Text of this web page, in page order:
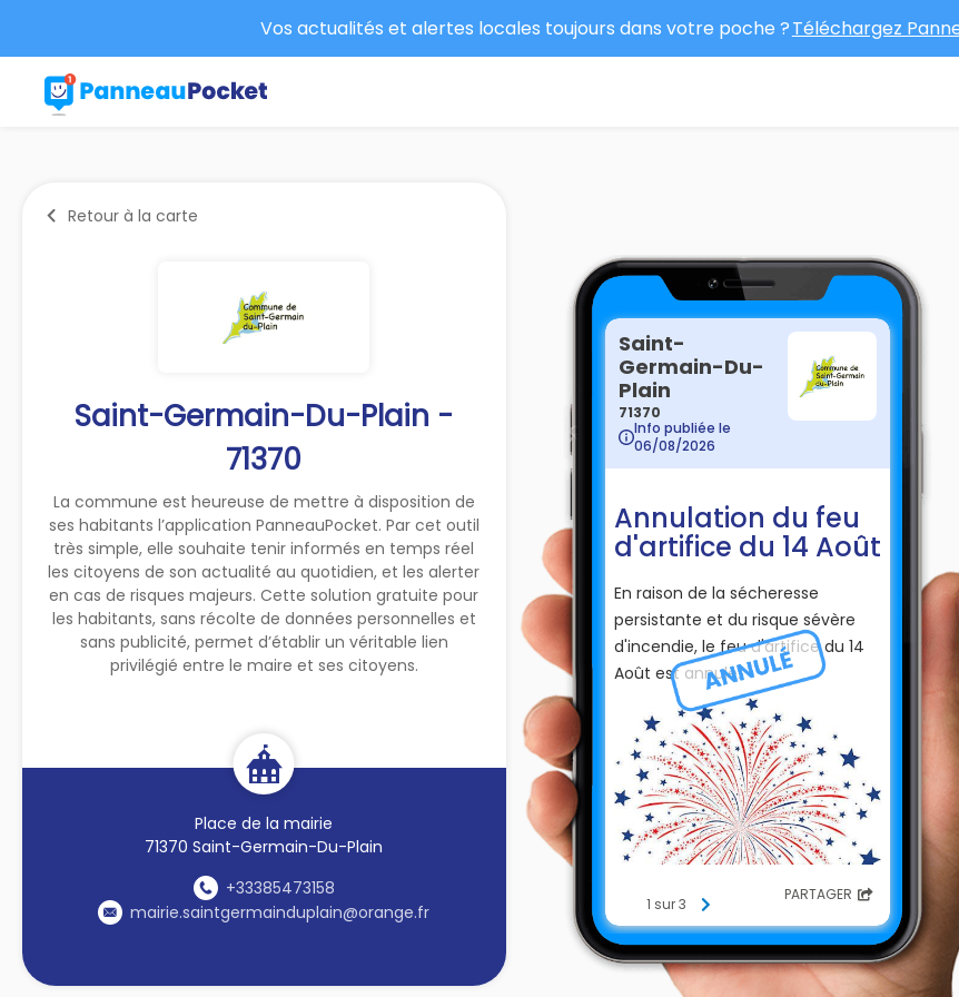
Vos actualités et alertes locales toujours dans votre poche ?Téléchargez
Retour à la carte
Saint-Germain-Du-Plain -
71370
La commune est heureuse de mettre à disposition de
ses habitants l’application PanneauPocket. Par cet outil
très simple, elle souhaite tenir informés en temps réel
les citoyens de son actualité au quotidien, et les alerter
en cas de risques majeurs. Cette solution gratuite pour
les habitants, sans récolte de données personnelles et
sans publicité, permet d’établir un véritable lien
privilégié entre le maire et ses citoyens.
Place de la mairie
71370 Saint-Germain-Du-Plain
+33385473158
mairie.saintgermainduplain@orange.fr
Saint-
Germain-Du-
Plain
71370
Info publiée le
06/08/2026
Annulation du feu
d'artifice du 14 Août
En raison de la sécheresse
persistante et du risque sévère
d'incendie, le feu d'artifice du 14
Août est annulé.
1 sur 3 PARTAGER